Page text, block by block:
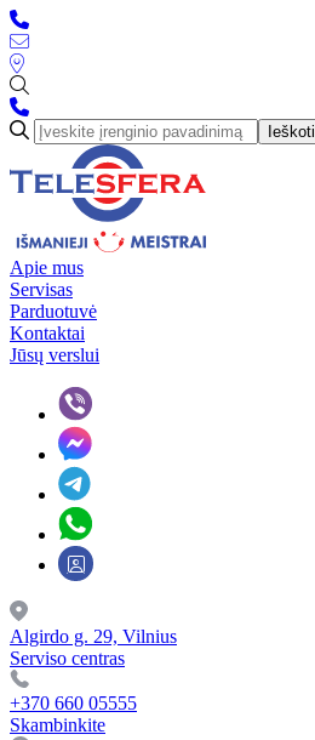
Ieškoti
Apie mus
Servisas
Parduotuvė
Kontaktai
Jūsų verslui
Algirdo g. 29, Vilnius
Serviso centras
+370 660 05555
Skambinkite